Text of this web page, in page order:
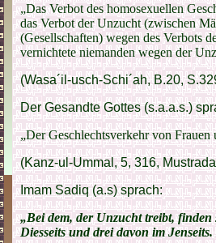
„Das Verbot des homosexuellen
das Verbot der Unzucht (zwischen
(Gesellschaften) wegen des Verbots
vernichtete niemanden wegen der
(Wasa´il-usch-Schi´ah, B.20,
Der Gesandte Gottes (s.a.a.s.)
„Der Geschlechtsverkehr von Frauen
(Kanz-ul-Ummal, 5, 316,
Imam Sadiq (a.s) sprach:
„Bei dem, der Unzucht treibt,
Diesseits und drei davon im Jenseits.